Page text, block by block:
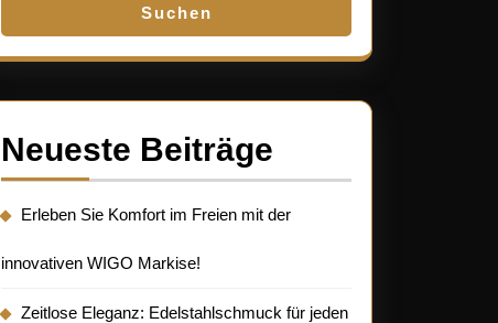
Suchen
Neueste Beiträge
Erleben Sie Komfort im Freien mit der
innovativen WIGO Markise!
Zeitlose Eleganz: Edelstahlschmuck für jeden